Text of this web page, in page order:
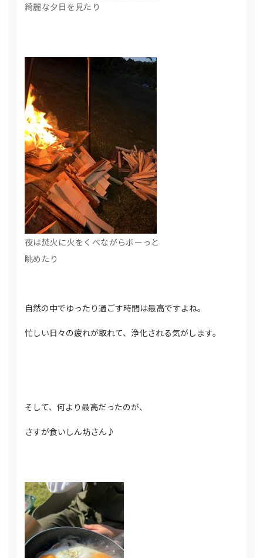
綺麗な夕日を見たり
夜は焚火に火をくべながらボーっと
眺めたり
自然の中でゆったり過ごす時間は最高ですよね。
忙しい日々の疲れが取れて、浄化される気がします。
そして、何より最高だったのが、
さすが食いしん坊さん♪